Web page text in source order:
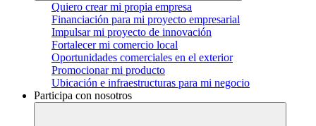
Quiero crear mi propia empresa
Financiación para mi proyecto empresarial
Impulsar mi proyecto de innovación
Fortalecer mi comercio local
Oportunidades comerciales en el exterior
Promocionar mi producto
Ubicación e infraestructuras para mi negocio
Participa con nosotros